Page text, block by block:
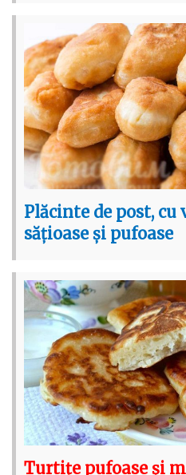
Plăcinte de post, cu
sățioase și pufoase
Turtițe pufoase și